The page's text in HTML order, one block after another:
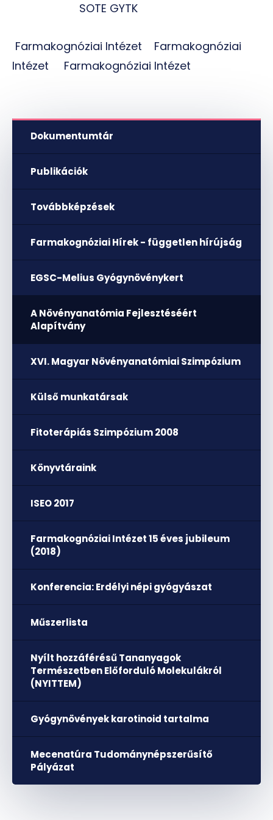
SOTE GYTK
Farmakognóziai Intézet Farmakognóziai
Intézet Farmakognóziai Intézet
Dokumentumtár
Publikációk
Továbbképzések
Farmakognóziai Hírek - független hírújság
EGSC-Melius Gyógynövénykert
A Növényanatómia Fejlesztéséért
Alapítvány
XVI. Magyar Növényanatómiai Szimpózium
Külső munkatársak
Fitoterápiás Szimpózium 2008
Könyvtáraink
ISEO 2017
Farmakognóziai Intézet 15 éves jubileum
(2018)
Konferencia: Erdélyi népi gyógyászat
Műszerlista
Nyílt hozzáférésű Tananyagok
Természetben Előforduló Molekulákról
(NYITTEM)
Gyógynövények karotinoid tartalma
Mecenatúra Tudománynépszerűsítő
Pályázat